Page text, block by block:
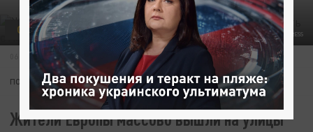
ФОТО: MALTE OSSOWSKI/SVEN SIMON/GLOBALLOOKPRESS
ОБЩЕСТВО
06 НОЯБРЯ 09:31
ПОДПИШИТЕСЬ:
Жители Европы массово вышли на улицы